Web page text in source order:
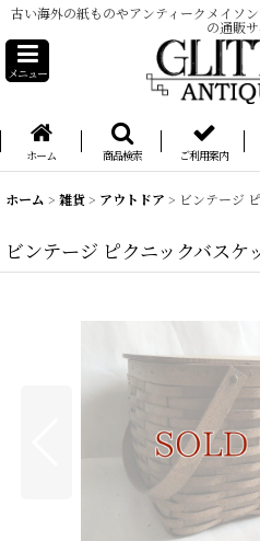
古い海外の紙ものやアンティークメイソ
の通販
メニュー
ホーム 商品検索 ご利用案内
ホーム > 雑貨> アウトドア > ビンテージ
ビンテージ ピクニックバスケ